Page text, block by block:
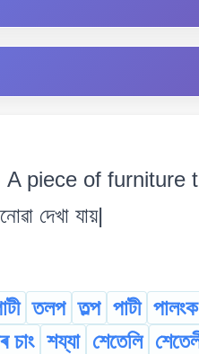
A piece of furniture
দেখা যায়|
তলপ তল্প পাটী পালংক
চাং শয্যা শেতেলি